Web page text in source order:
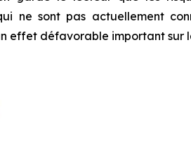
ne sont pas actuellement
effet défavorable important sur